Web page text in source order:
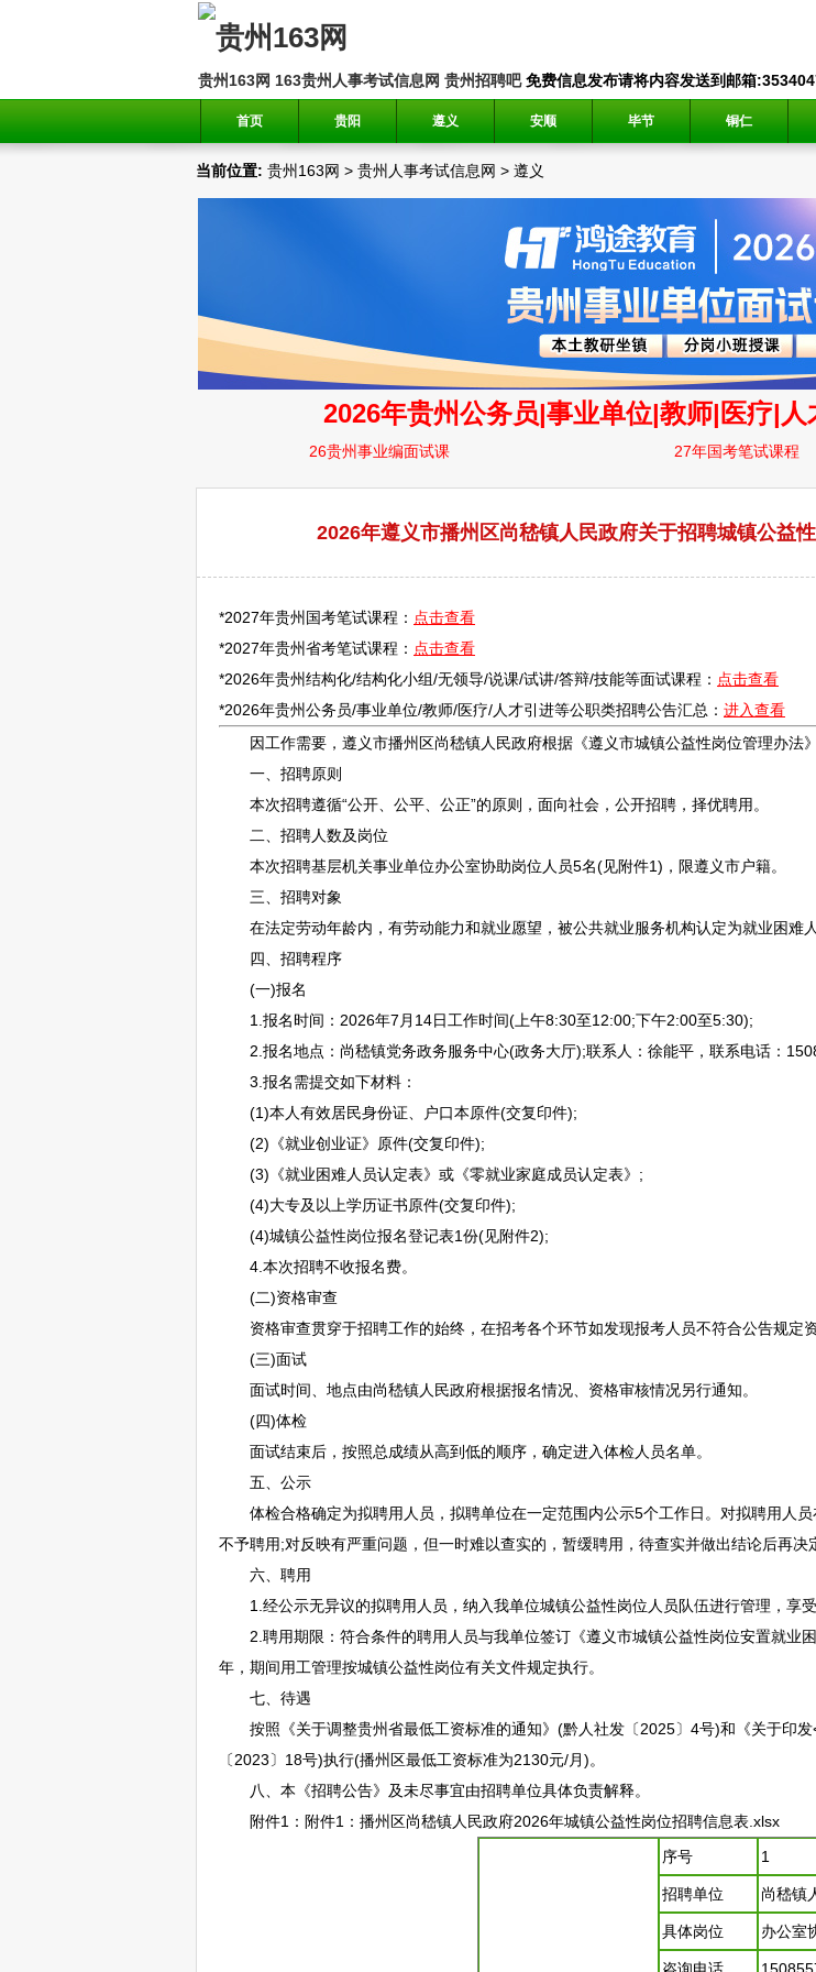
贵州163网 163贵州人事考试信息网 贵州招聘吧免费信息发布请将内容发送到邮箱
首页 贵阳 遵义 安顺 毕节 铜仁
当前位置: 贵州163网 > 贵州人事考试信息网 > 遵义
2026年遵义市播州区尚嵇镇人民政府关于招聘城镇公益
*2027年贵州国考笔试课程： 点击查看
*2027年贵州省考笔试课程： 点击查看
*2026年贵州结构化/结构化小组/无领导/说课/试讲/答辩/技能等面试课程： 点击查看
*2026年贵州公务员/事业单位/教师/医疗/人才引进等公职类招聘公告汇总： 进入查看
因工作需要， 遵义市播州区尚嵇镇人民政府根据《遵义市城镇公益性岗位管理办法
一、 招聘原则
本次招聘遵循“公开、公平、公正”的原则，面向社会，公开招聘 ，择优聘用。
二、 招聘人数及岗位
本次招聘基层机关事业单位办公室协助岗位人员5名(见附件1)，限遵义市户籍。
三、 招聘对象
在法定劳动年龄内，有劳动能力和就业愿望，被公共就业服务机构认定为就业困难人
四、 招聘程序
(一)报名
1.报名时间：2026年7月14日工作时间(上午8:30至12:00;下午2:00至5:30);
2.报名地点：尚嵇镇党务政务服务中心(政务大厅);联系人：徐能平，联系电话：
3.报名需提交如下材料：
(1)本人有效居民身份证、户口本原件(交复印件);
(2)《就业创业证》原件(交复印件);
(3)《就业困难人员认定表》或《零就业家庭成员认定表》;
(4)大专及以上学历证书原件(交复印件);
(4)城镇公益性岗位报名登记表1份(见附件2);
4.本次招聘不收报名费。
(二)资格审查
资格审查贯穿于招聘工作的始终，在招考各个环节如发现报考人员不符合公告规定
(三)面试
面试时间、地点由尚嵇镇人民政府根据报名情况、资格审核情况另行通知。
(四)体检
面试结束后，按照总成绩从高到低的顺序，确定进入体检人员名单。
五、公示
体检合格确定为拟聘用人员，拟聘单位在一定范围内公示5个工作日。对拟聘用人员
不予聘用;对反映有严重问题，但一时难以查实的，暂缓聘用，待查实并做出结论后再决
六、聘用
1.经公示无异议的拟聘用人员，纳入我单位城镇公益性岗位人员队伍进行管理，享受
2.聘用期限：符合条件的聘用人员与我单位签订《遵义市城镇公益性岗位安置就业
年，期间用工管理按城镇公益性岗位有关文件规定执行。
七、待遇
按照《关于调整贵州省最低工资标准的通知》(黔人社发〔2025〕4号)和《关于印发
〔2023〕18号)执行(播州区最低工资标准为2130元/月)。
八、本《招聘公告》及未尽事宜由招聘单位具体负责解释。
附件1：附件1：播州区尚嵇镇人民政府2026年城镇公益性岗位招聘信息表.xlsx
序号
1
招聘单位 尚嵇镇
具体岗位 办公室